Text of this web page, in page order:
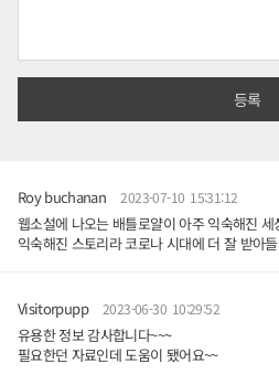
Roy buchanan 2023-07-10 15:31:12
웹소설에 나오는 배틀로얄이 아주 익숙해진 세
익숙해진 스토리라 코로나 시대에 더 잘 받아
Visitorpupp 2023-06-30 10:29:52
유용한 정보 감사합니다~~~
필요한던 자료인데 도움이 됐어요~~